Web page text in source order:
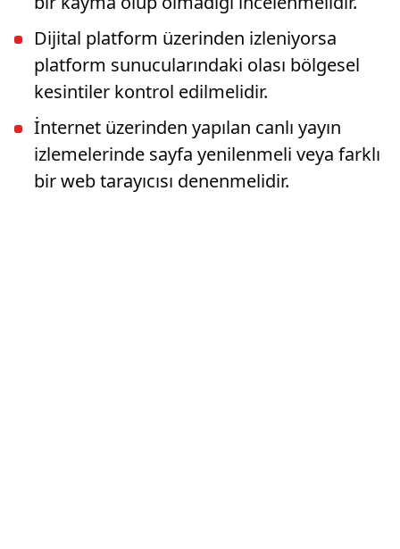
Dijital platform üzerinden izleniyorsa
platform sunucularındaki olası bölgesel
kesintiler kontrol edilmelidir.
İnternet üzerinden yapılan canlı yayın
izlemelerinde sayfa yenilenmeli veya farklı
bir web tarayıcısı denenmelidir.